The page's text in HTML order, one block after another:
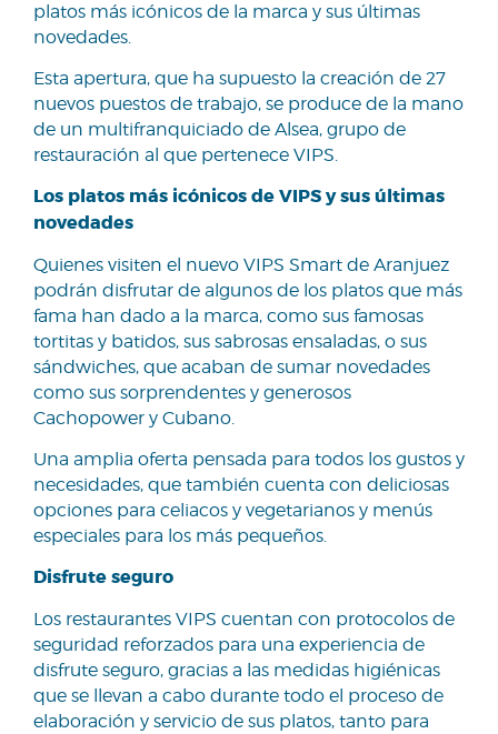
platos más icónicos de la marca y sus últimas
novedades.
Esta apertura, que ha supuesto la creación de 27
nuevos puestos de trabajo, se produce de la mano
de un multifranquiciado de Alsea, grupo de
restauración al que pertenece VIPS.
Los platos más icónicos de VIPS y sus últimas
novedades
Quienes visiten el nuevo VIPS Smart de Aranjuez
podrán disfrutar de algunos de los platos que más
fama han dado a la marca, como sus famosas
tortitas y batidos, sus sabrosas ensaladas, o sus
sándwiches, que acaban de sumar novedades
como sus sorprendentes y generosos
Cachopower y Cubano.
Una amplia oferta pensada para todos los gustos y
necesidades, que también cuenta con deliciosas
opciones para celiacos y vegetarianos y menús
especiales para los más pequeños.
Disfrute seguro
Los restaurantes VIPS cuentan con protocolos de
seguridad reforzados para una experiencia de
disfrute seguro, gracias a las medidas higiénicas
que se llevan a cabo durante todo el proceso de
elaboración y servicio de sus platos, tanto para